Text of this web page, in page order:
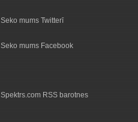
Seko mums Twitterī
Seko mums Facebook
Spektrs.com RSS barotnes